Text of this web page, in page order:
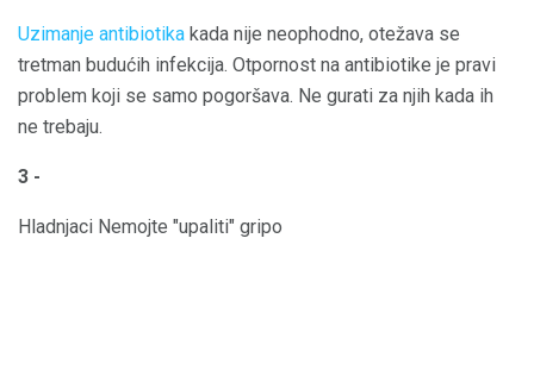
Uzimanje antibiotika kada nije neophodno, otežava se
tretman budućih infekcija. Otpornost na antibiotike je pravi
problem koji se samo pogoršava. Ne gurati za njih kada ih
ne trebaju.
3 -
Hladnjaci Nemojte "upaliti" gripo